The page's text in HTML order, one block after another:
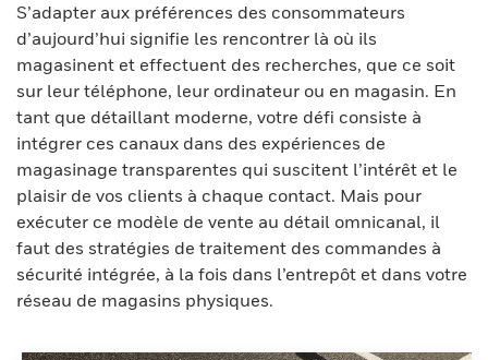
S’adapter aux préférences des consommateurs
d’aujourd’hui signifie les rencontrer là où ils
magasinent et effectuent des recherches, que ce soit
sur leur téléphone, leur ordinateur ou en magasin. En
tant que détaillant moderne, votre défi consiste à
intégrer ces canaux dans des expériences de
magasinage transparentes qui suscitent l’intérêt et le
plaisir de vos clients à chaque contact. Mais pour
exécuter ce modèle de vente au détail omnicanal, il
faut des stratégies de traitement des commandes à
sécurité intégrée, à la fois dans l’entrepôt et dans votre
réseau de magasins physiques.